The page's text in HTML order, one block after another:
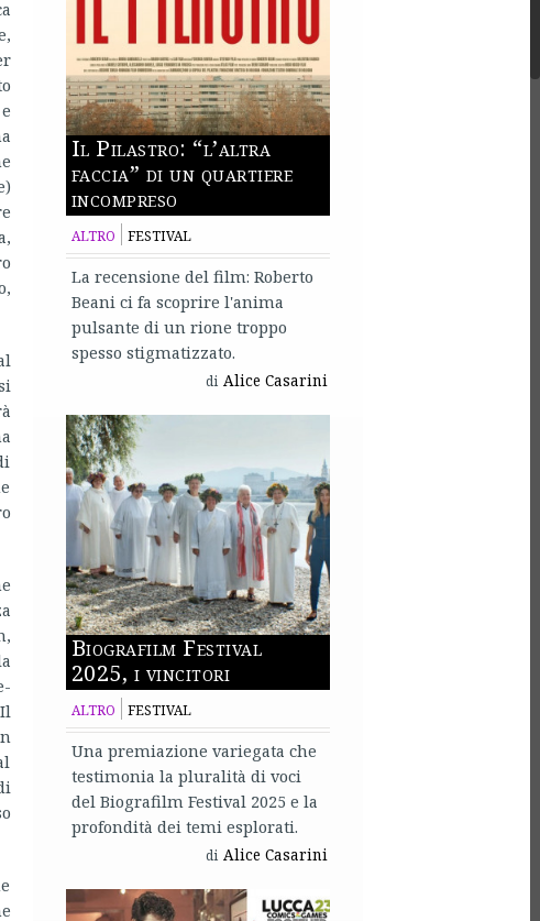
Il Pilastro: “l’altra
faccia” di un quartiere
incompreso
ALTRO FESTIVAL
La recensione del film: Roberto
Beani ci fa scoprire l'anima
pulsante di un rione troppo
spesso stigmatizzato.
di Alice Casarini
Biografilm Festival
2025, i vincitori
ALTRO FESTIVAL
Una premiazione variegata che
testimonia la pluralità di voci
del Biografilm Festival 2025 e la
profondità dei temi esplorati.
di Alice Casarini